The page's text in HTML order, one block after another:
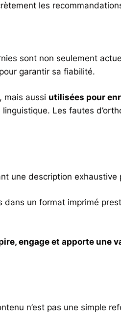
les
sont non seulement
garantir sa fiabilité.
mais aussi utilisées pour
Les fautes
une description exhaustive
dans un format imprimé
engage et apporte une
n’est pas une simple